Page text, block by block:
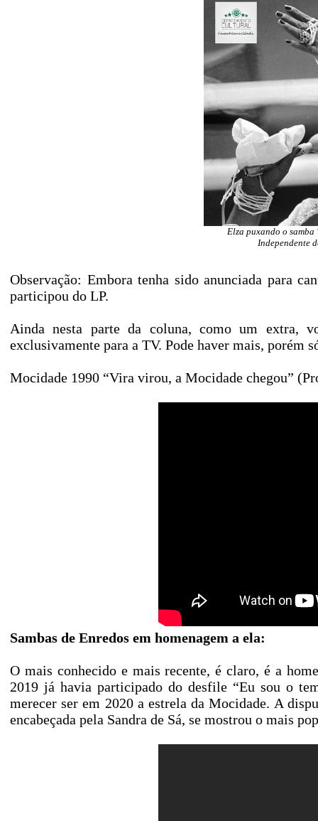
Elza puxando o
Independente
Observação: Embora tenha sido anunciada para
participou do LP.
Ainda nesta parte da coluna, como um extra,
exclusivamente para a TV. Pode haver mais, porém
Mocidade 1990 “Vira virou, a Mocidade chegou”
Sambas de Enredos em homenagem a ela:
O mais conhecido e mais recente, é claro, é a
2019 já havia participado do desfile “Eu sou o
merecer ser em 2020 a estrela da Mocidade. A
encabeçada pela Sandra de Sá, se mostrou o mais